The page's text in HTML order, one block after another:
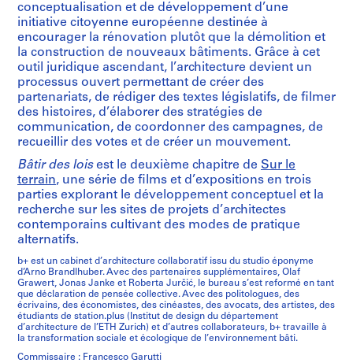
conceptualisation et de développement d’une
initiative citoyenne européenne destinée à
encourager la rénovation plutôt que la démolition et
la construction de nouveaux bâtiments. Grâce à cet
outil juridique ascendant, l’architecture devient un
processus ouvert permettant de créer des
partenariats, de rédiger des textes législatifs, de filmer
des histoires, d’élaborer des stratégies de
communication, de coordonner des campagnes, de
recueillir des votes et de créer un mouvement.
Bâtir des loisest le deuxième chapitre de Sur le
terrain, une série de films et d’expositions en trois
parties explorant le développement conceptuel et la
recherche sur les sites de projets d’architectes
contemporains cultivant des modes de pratique
alternatifs.
b+ est un cabinet d’architecture collaboratif issu du studio éponyme
d’Arno Brandlhuber. Avec des partenaires supplémentaires, Olaf
Grawert, Jonas Janke et Roberta Jurčić, le bureau s’est reformé en tant
que déclaration de pensée collective. Avec des politologues, des
écrivains, des économistes, des cinéastes, des avocats, des artistes, des
étudiants de station.plus (Institut de design du département
d’architecture de l’ETH Zurich) et d’autres collaborateurs, b+ travaille à
la transformation sociale et écologique de l’environnement bâti.
Commissaire : Francesco Garutti